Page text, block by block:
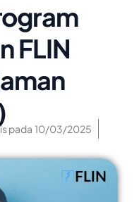
FLIN
pada 10/03/2025